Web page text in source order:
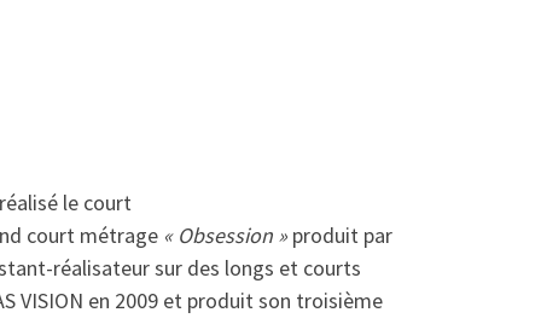
le court
court métrage « Obsession » produit par
réalisateur sur des longs et courts
VISION en 2009 et produit son troisième